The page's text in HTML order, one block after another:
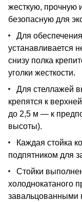
жесткую, прочную
безопасную для
Для
устанавливается
снизу полка
уголки жесткости.
Для стеллажей
крепятся к
до 2,5 м — к
высоты).
Каждая стойка
подпятником для
Стойки
холоднокатаного
завальцованными